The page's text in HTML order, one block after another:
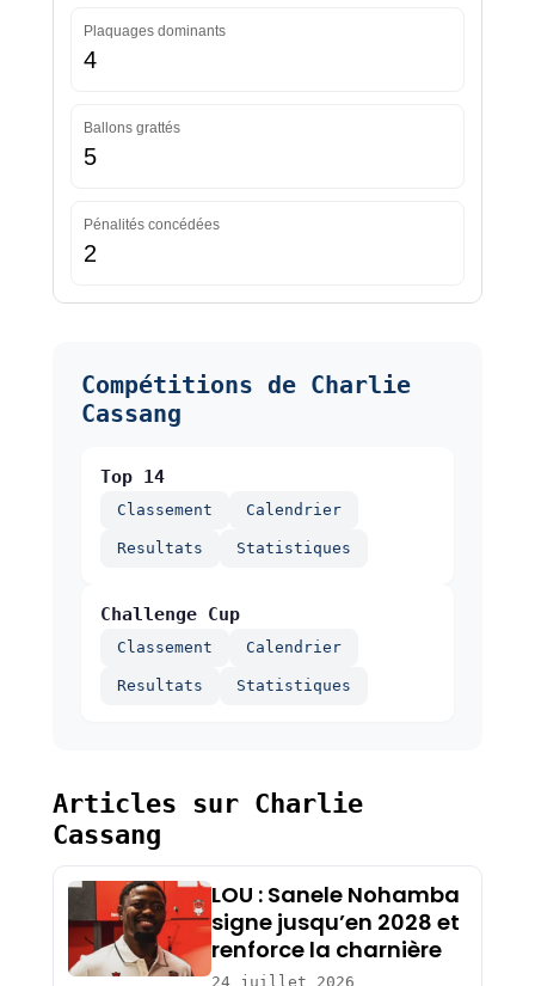
Plaquages dominants
4
Ballons grattés
5
Pénalités concédées
2
Compétitions de Charlie
Cassang
Top 14
Classement Calendrier
Resultats Statistiques
Challenge Cup
Classement Calendrier
Resultats Statistiques
Articles sur Charlie
Cassang
LOU : Sanele Nohamba
signe jusqu’en 2028 et
renforce la charnière
24 juillet 2026